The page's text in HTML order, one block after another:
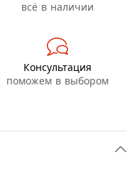
всё в наличии
Консультация
поможем в выбором